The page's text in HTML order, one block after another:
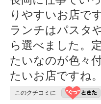
りやすいお店で
ランチはパスタ
ら選べました。
たいなのが色々
たいお店ですね。
このクチコミに